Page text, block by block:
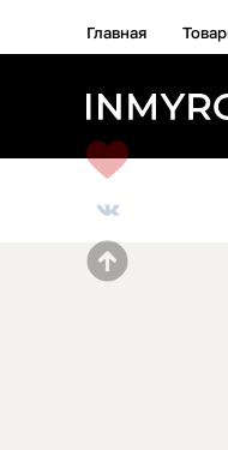
Главная